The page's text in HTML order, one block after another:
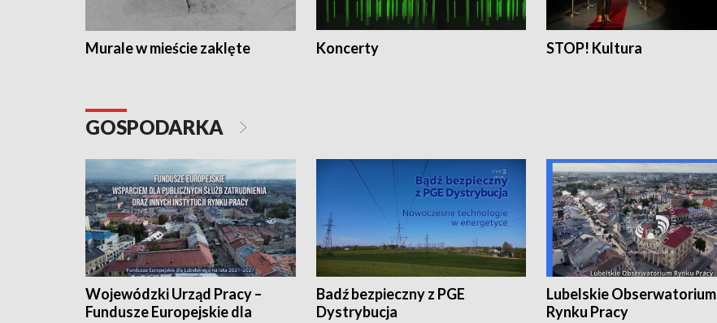
Murale w mieście zaklęte Koncerty STOP! Kultura
GOSPODARKA
Wojewódzki Urząd Pracy –
Fundusze Europejskie dla
Badź bezpieczny z PGE
Dystrybucja
Lubelskie Obserwatorium
Rynku Pracy